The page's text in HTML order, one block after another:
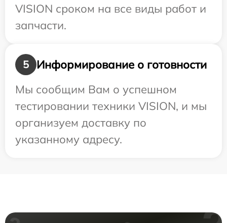
VISION сроком на все виды работ и
запчасти.
5
Информирование о готовности
Мы сообщим Вам о успешном
тестировании техники VISION, и мы
организуем доставку по
указанному адресу.